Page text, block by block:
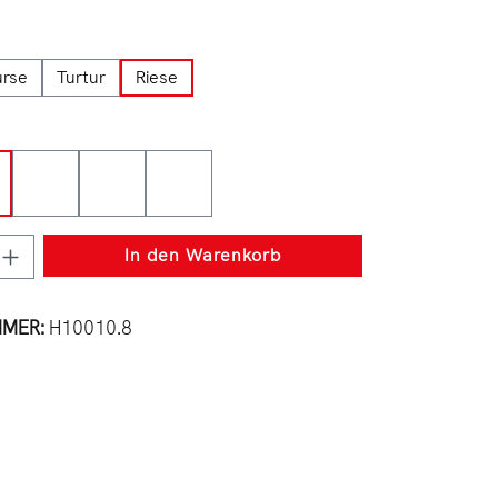
Turtur Riese
Gib den gewünschten Wert ein
In den Warenkorb
H10010.8